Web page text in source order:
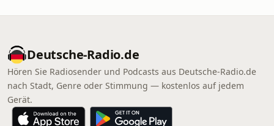
Deutsche-Radio.de
Hören Sie Radiosender und Podcasts aus Deutsche-Radio.de
nach Stadt, Genre oder Stimmung — kostenlos auf jedem
Gerät.